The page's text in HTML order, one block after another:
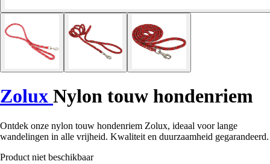
Zolux Nylon touw hondenriem
Ontdek onze nylon touw hondenriem Zolux, ideaal voor lange
wandelingen in alle vrijheid. Kwaliteit en duurzaamheid gegarandeerd.
Product niet beschikbaar